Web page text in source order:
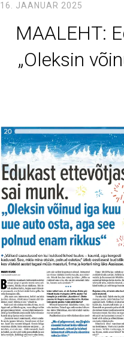
16. JAANUAR 2025
MAALEHT:
„Oleksin